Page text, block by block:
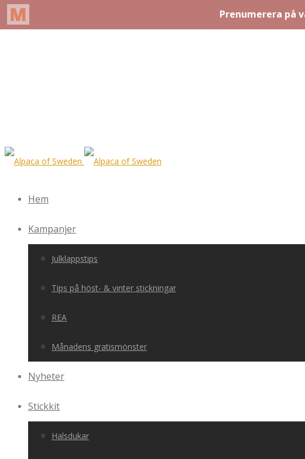
Hem
Kampanjer
Julklappstips
Tips på höst- & vinter stickningar
REA
Månadens gratismönster
Nyheter
Stickkit
Halsdukar